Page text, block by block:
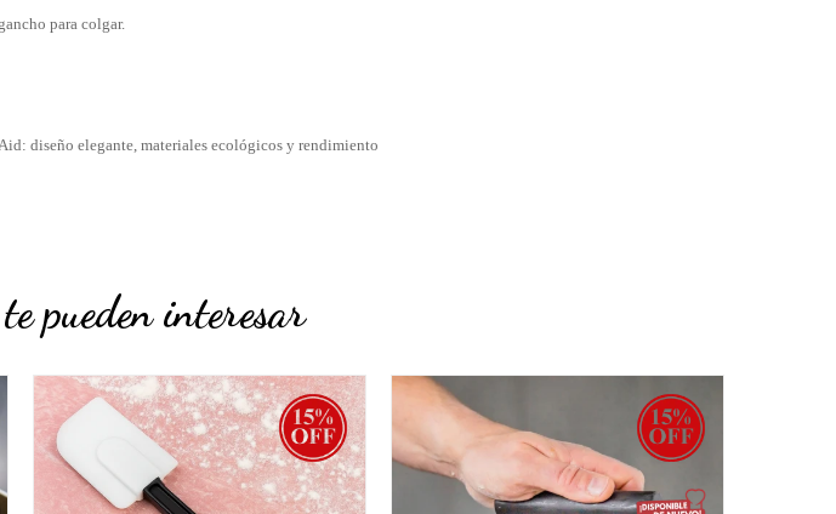
para colgar.
diseño elegante, materiales ecológicos y rendimiento
pueden interesar